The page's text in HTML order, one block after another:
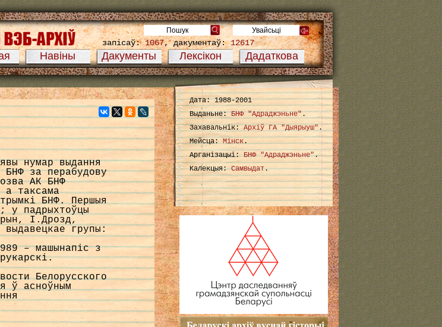
Навіны Дакументы Лексікон Дадаткова
запісаў:1067, дакументаў:12617
нумар выдання
БНФ за перабудову
АК БНФ
а таксама
БНФ. Першыя
у падрыхтоўцы
I.Дрозд,
групы:
– машынапіс з
Белорусского
ў асноўным
Дата: 1988-2001
Выданьне:БНФ "Адраджэньне".
Захавальнік: Архіў ГА "Дыярыуш".
Мейсца:Мінск.
Арганізацыі:БНФ "Адраджэньне".
Калекцыя:Самвыдат.